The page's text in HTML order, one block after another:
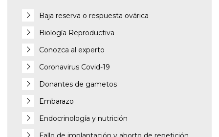
Baja reserva o respuesta ovárica
Biología Reproductiva
Conozca al experto
Coronavirus Covid-19
Donantes de gametos
Embarazo
Endocrinología y nutrición